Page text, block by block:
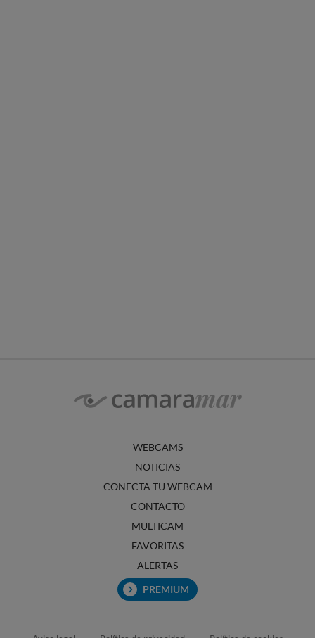
WEBCAMS
NOTICIAS
CONECTA TU WEBCAM
CONTACTO
MULTICAM
FAVORITAS
ALERTAS
PREMIUM